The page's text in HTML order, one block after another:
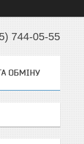
744-05-55
ОБМІНУ